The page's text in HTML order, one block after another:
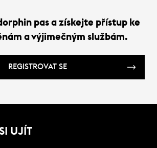
pas a získejte přístup ke
a výjimečným službám.
REGISTROVAT SE
UJÍT